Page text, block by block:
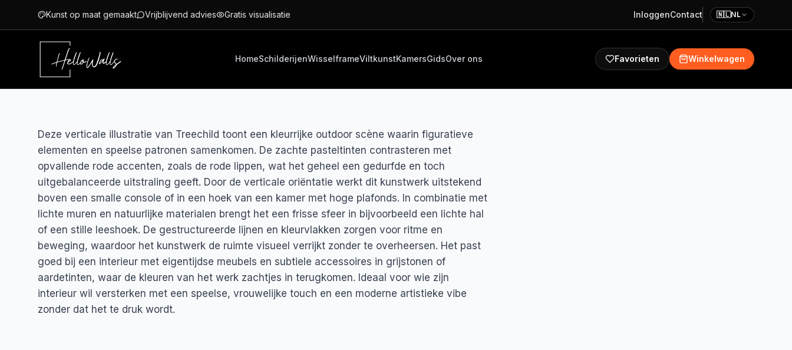
Kunst op maat gemaakt Vrijblijvend advies Gratis visualisatie InloggenContact 🇳🇱NL
HomeSchilderijenWisselframeViltkunstKamersGidsOver ons Favorieten Winkelwagen
Deze verticale illustratie van Treechild toont een kleurrijke outdoor scène waarin figuratieve
elementen en speelse patronen samenkomen. De zachte pasteltinten contrasteren met
opvallende rode accenten, zoals de rode lippen, wat het geheel een gedurfde en toch
uitgebalanceerde uitstraling geeft. Door de verticale oriëntatie werkt dit kunstwerk uitstekend
boven een smalle console of in een hoek van een kamer met hoge plafonds. In combinatie met
lichte muren en natuurlijke materialen brengt het een frisse sfeer in bijvoorbeeld een lichte hal
of een stille leeshoek. De gestructureerde lijnen en kleurvlakken zorgen voor ritme en
beweging, waardoor het kunstwerk de ruimte visueel verrijkt zonder te overheersen. Het past
goed bij een interieur met eigentijdse meubels en subtiele accessoires in grijstonen of
aardetinten, waar de kleuren van het werk zachtjes in terugkomen. Ideaal voor wie zijn
interieur wil versterken met een speelse, vrouwelijke touch en een moderne artistieke vibe
zonder dat het te druk wordt.